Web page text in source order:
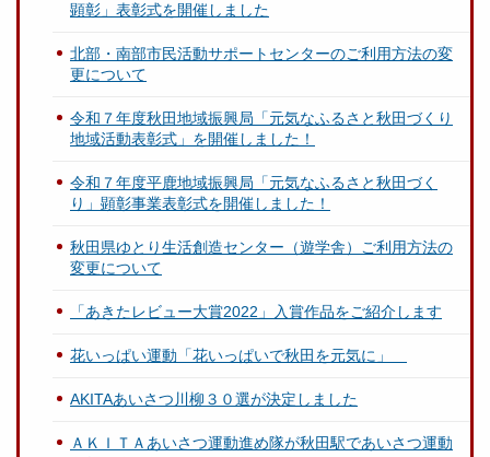
顕彰」表彰式を開催しました
北部・南部市民活動サポートセンターのご利用方法の変
更について
令和７年度秋田地域振興局「元気なふるさと秋田づくり
地域活動表彰式」を開催しました！
令和７年度平鹿地域振興局「元気なふるさと秋田づく
り」顕彰事業表彰式を開催しました！
秋田県ゆとり生活創造センター（遊学舎）ご利用方法の
変更について
「あきたレビュー大賞2022」入賞作品をご紹介します
花いっぱい運動「花いっぱいで秋田を元気に」
AKITAあいさつ川柳３０選が決定しました
ＡＫＩＴＡあいさつ運動進め隊が秋田駅であいさつ運動